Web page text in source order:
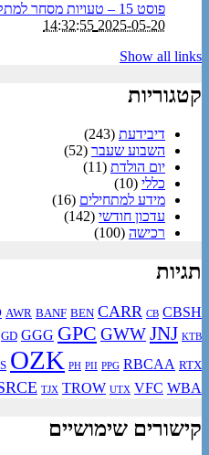
פוסט 15 – טעויות מסחר למתקדמים
2025-05-20 14:32:55
Show all links
קטגוריות
דיבידעת (243)
השבוע שעבר (52)
יום הולדת (11)
כללי (10)
מידע למתחילים (16)
עדכון חודשי (142)
רכישה (100)
תגיות
AWR BANF BEN CARR CB CBSH
GD GGG GPC GWWJNJ KTB
OZK PH PII PPG RBCAA RTX
TJX TROW UTX VFC WBA
קישורים שימושיים